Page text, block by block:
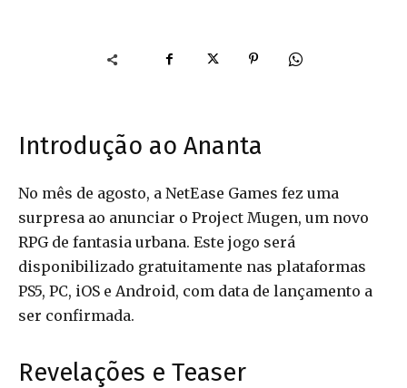
Introdução ao Ananta
No mês de agosto, a NetEase Games fez uma
surpresa ao anunciar o Project Mugen, um novo
RPG de fantasia urbana. Este jogo será
disponibilizado gratuitamente nas plataformas
PS5, PC, iOS e Android, com data de lançamento a
ser confirmada.
Revelações e Teaser